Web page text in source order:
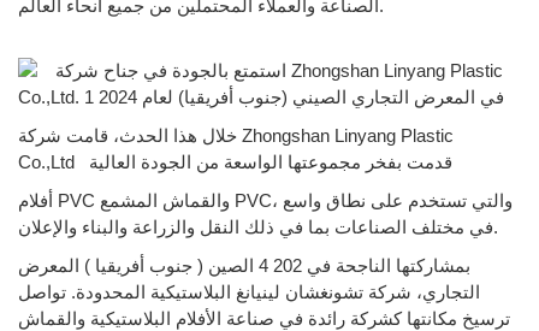
الصناعة والعملاء المحتملين من جميع أنحاء العالم.
خلال هذا الحدث، قامت شركة Zhongshan Linyang Plastic
Co.,Ltd
قدمت بفخر مجموعتها الواسعة من الجودة العالية
أفلام PVC والقماش المشمع PVC، والتي تستخدم على نطاق واسع
في مختلف الصناعات بما في ذلك النقل والزراعة والبناء والإعلان.
بمشاركتها الناجحة في 202
4 الصين ( جنوب أفريقيا ) المعرض
التجاري، شركة تشونغشان لينيانغ البلاستيكية المحدودة. تواصل
ترسيخ مكانتها كشركة رائدة في صناعة الأفلام البلاستيكية والقماش